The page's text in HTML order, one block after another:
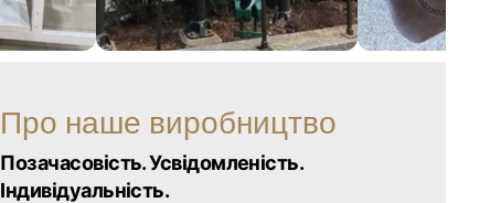
Про наше виробництво
Позачасовість. Усвідомленість.
Індивідуальність.